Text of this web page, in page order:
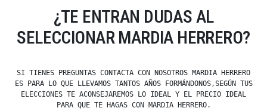
¿TE ENTRAN DUDAS AL
SELECCIONAR MARDIA HERRERO?
SI TIENES PREGUNTAS CONTACTA CON NOSOTROS MARDIA HERRERO
ES PARA LO QUE LLEVAMOS TANTOS AÑOS FORMÁNDONOS,SEGÚN TUS
ELECCIONES TE ACONSEJAREMOS LO IDEAL Y EL PRECIO IDEAL
PARA QUE TE HAGAS CON MARDIA HERRERO.